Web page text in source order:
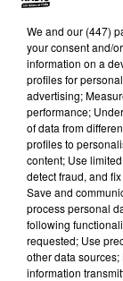
Lecture
100%
We and our (447)
your consent and/
information on a
profiles for
advertising;
performance;
of data from
profiles to
content; Use
detect fraud, and
Save and
process personal
following
requested; Use
other data
information